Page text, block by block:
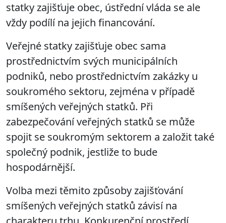
statky zajišťuje obec, ústřední vláda se ale
vždy podílí na jejich financování.
Veřejné statky zajišťuje obec sama
prostřednictvím svých municipálních
podniků, nebo prostřednictvím zakázky u
soukromého sektoru, zejména v případě
smíšených veřejných statků. Při
zabezpečování veřejných statků se může
spojit se soukromým sektorem a založit také
společný podnik, jestliže to bude
hospodárnější.
Volba mezi těmito způsoby zajišťování
smíšených veřejných statků závisí na